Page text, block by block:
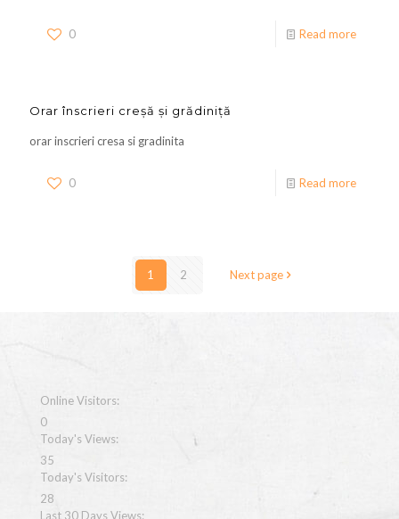
0 Read more
Orar înscrieri creșă și grădiniță
orar inscrieri cresa si gradinita
0 Read more
1 2 Next page
Online Visitors:
0
Today's Views:
35
Today's Visitors:
28
Last 30 Days Views: